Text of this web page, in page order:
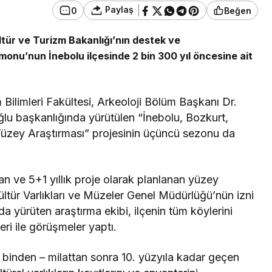
0 Paylaş Beğen
ve Turizm Bakanlığı’nın destek ve
İnebolu ilçesinde 2 bin 300 yıl öncesine ait
Fakültesi, Arkeoloji Bölüm Başkanı Dr.
başkanlığında yürütülen “İnebolu, Bozkurt,
Araştırması” projesinin üçüncü sezonu da
ve 5+1 yıllık proje olarak planlanan yüzey
Varlıkları ve Müzeler Genel Müdürlüğü’nün izni
yürüten araştırma ekibi, ilçenin tüm köylerini
ile görüşmeler yaptı.
– milattan sonra 10. yüzyıla kadar geçen